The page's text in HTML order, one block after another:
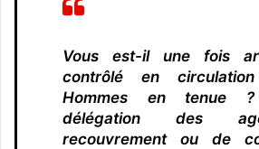
Vous est-il une fois
contrôlé en
Hommes en tenue
délégation des
recouvrement ou de